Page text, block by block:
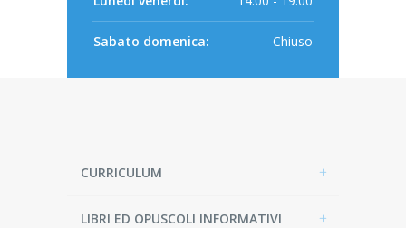
Sabato domenica: Chiuso
CURRICULUM
LIBRI ED OPUSCOLI INFORMATIVI